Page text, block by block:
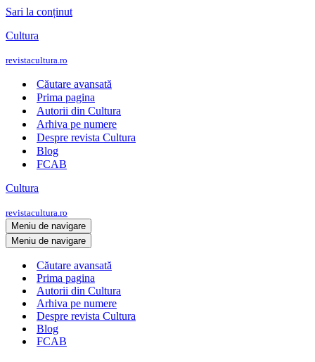
Sari la conținut
Cultura
revistacultura.ro
Căutare avansată
Prima pagina
Autorii din Cultura
Arhiva pe numere
Despre revista Cultura
Blog
FCAB
Cultura
revistacultura.ro
Meniu de navigare
Meniu de navigare
Căutare avansată
Prima pagina
Autorii din Cultura
Arhiva pe numere
Despre revista Cultura
Blog
FCAB